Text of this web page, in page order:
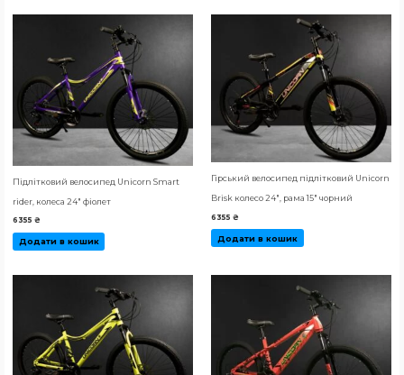
Підлітковий велосипед Unicorn Smart
rider, колеса 24″ фіолет
6355 ₴
Додати в кошик
Гірський велосипед підлітковий Unicorn
Brisk колесо 24″, рама 15″ чорний
6355 ₴
Додати в кошик